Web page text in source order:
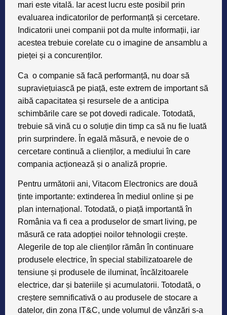
mari este vitală. Iar acest lucru este posibil prin
evaluarea indicatorilor de performanță și cercetare.
Indicatorii unei companii pot da multe informații, iar
acestea trebuie corelate cu o imagine de ansamblu a
pieței și a concurenților.
Ca o companie să facă performanță, nu doar să
supraviețuiască pe piață, este extrem de important să
aibă capacitatea și resursele de a anticipa
schimbările care se pot dovedi radicale. Totodată,
trebuie să vină cu o soluție din timp ca să nu fie luată
prin surprindere. În egală măsură, e nevoie de o
cercetare continuă a clienților, a mediului în care
compania acționează și o analiză proprie.
Pentru următorii ani, Vitacom Electronics are două
ținte importante: extinderea în mediul online și pe
plan internațional. Totodată, o piață importantă în
România va fi cea a produselor de smart living, pe
măsură ce rata adopției noilor tehnologii crește.
Alegerile de top ale clienților rămân în continuare
produsele electrice, în special stabilizatoarele de
tensiune și produsele de iluminat, încălzitoarele
electrice, dar și bateriile și acumulatorii. Totodată, o
creștere semnificativă o au produsele de stocare a
datelor, din zona IT&C, unde volumul de vânzări s-a